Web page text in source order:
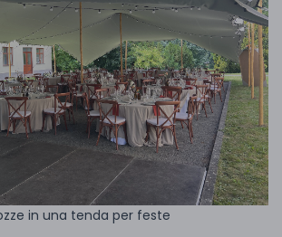
in una tenda per feste